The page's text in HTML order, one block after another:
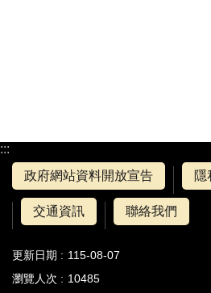
:::
政府網站資料開放宣告
隱
交通資訊 聯絡我們
更新日期
115-08-07
瀏覽人次
10485